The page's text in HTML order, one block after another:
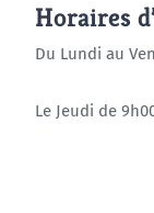
Horaires
Du Lundi au
Le Jeudi de